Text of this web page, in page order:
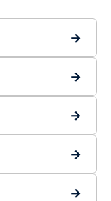
→
→
→
→
→